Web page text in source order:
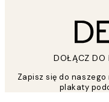
DOŁĄCZ DO
Zapisz się do
plakaty